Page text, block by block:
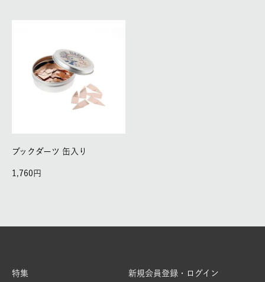
ブックダーツ 缶入り
1,760
特集 新規会員登録・ログイン